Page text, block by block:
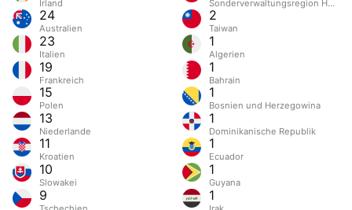
Irland
24
Australien
23
Italien
19
Frankreich
15
Polen
13
Niederlande
11
Kroatien
10
Slowakei
9
Sonderverwaltungsregion
2
Taiwan
1
Algerien
1
Bahrain
1
Bosnien und Herzegowina
1
Dominikanische Republik
1
Ecuador
1
Guyana
1